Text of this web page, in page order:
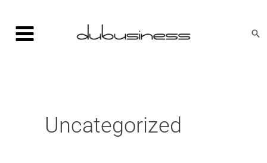
contenu
Uncategorized